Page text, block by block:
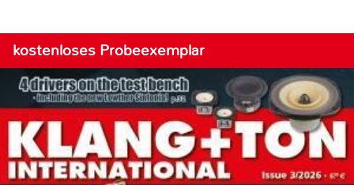
kostenloses Probeexemplar